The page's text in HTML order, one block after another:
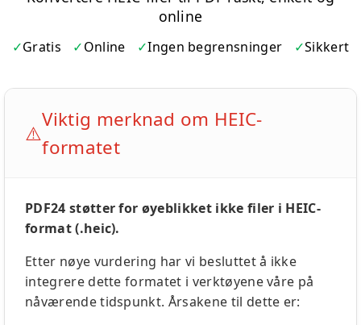
online
Gratis Online Ingen begrensninger Sikkert
⚠️
Viktig merknad om HEIC-
formatet
PDF24 støtter for øyeblikket ikke filer i HEIC-
format (.heic).
Etter nøye vurdering har vi besluttet å ikke
integrere dette formatet i verktøyene våre på
nåværende tidspunkt. Årsakene til dette er: